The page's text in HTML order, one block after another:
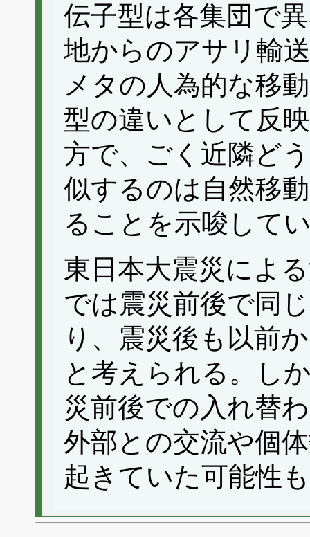
伝子型は各集団で
地からのアサリ輸
メタの人為的な移
型の違いとして反
方で、ごく近隣ど
似するのは自然移
ることを示唆して
東日本大震災によ
では震災前後で同
り、震災後も以前
と考えられる。し
災前後での入れ替
外部との交流や個
起きていた可能性